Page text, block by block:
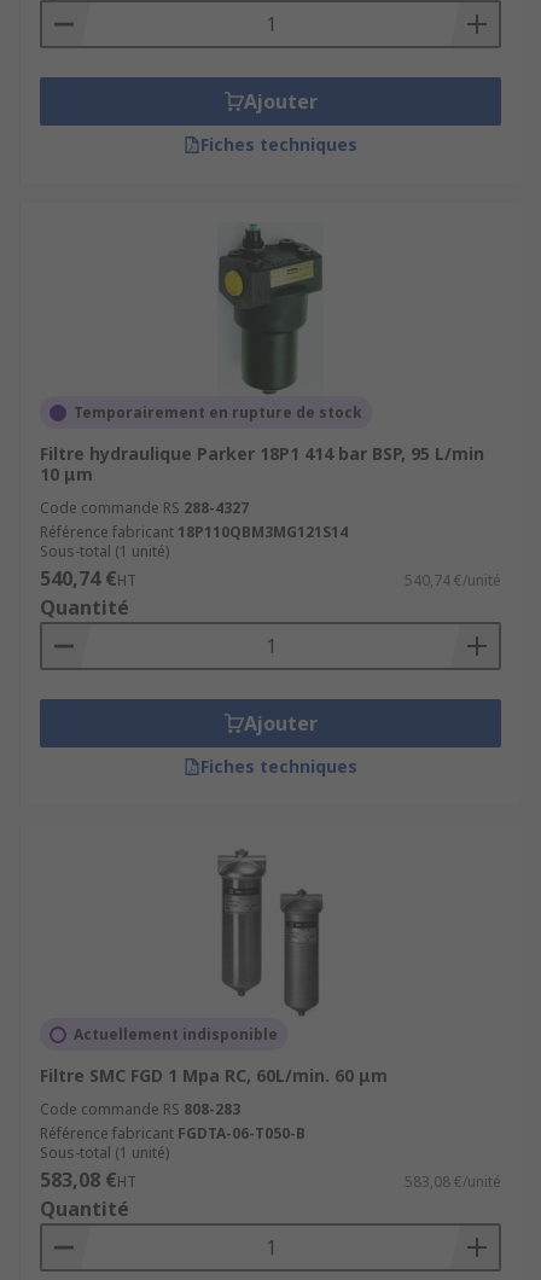
Ajouter
Fiches techniques
Temporairement en rupture de stock
Filtre hydraulique Parker 18P1 414 bar BSP, 95 L/min
10 μm
Code commande RS 288-4327
Référence fabricant 18P110QBM3MG121S14
Sous-total (1 unité)
540,74 €HT 540,74 €/unité
Quantité
Ajouter
Fiches techniques
Actuellement indisponible
Filtre SMC FGD 1 Mpa RC, 60L/min. 60 μm
Code commande RS 808-283
Référence fabricant FGDTA-06-T050-B
Sous-total (1 unité)
583,08 €HT 583,08 €/unité
Quantité